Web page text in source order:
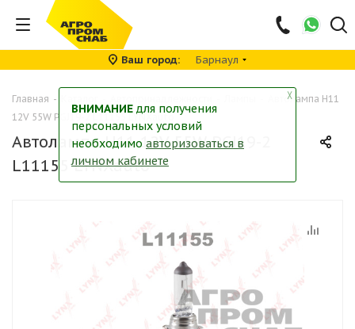
Ваш город Барнаул
Главная -
Автолампа H11
12V 55W PGJ19-2 L11155 LYNXauto
Автолампа H11 12V 55W PGJ19-2
L11155 LYNXauto
╳
ВНИМАНИЕ для получения
персональных условий
необходимо авторизоваться в
личном кабинете